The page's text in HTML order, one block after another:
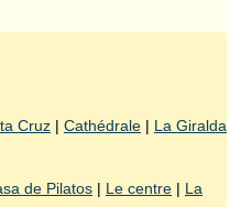
Cruz | Cathédrale | La Giralda
de Pilatos | Le centre | La